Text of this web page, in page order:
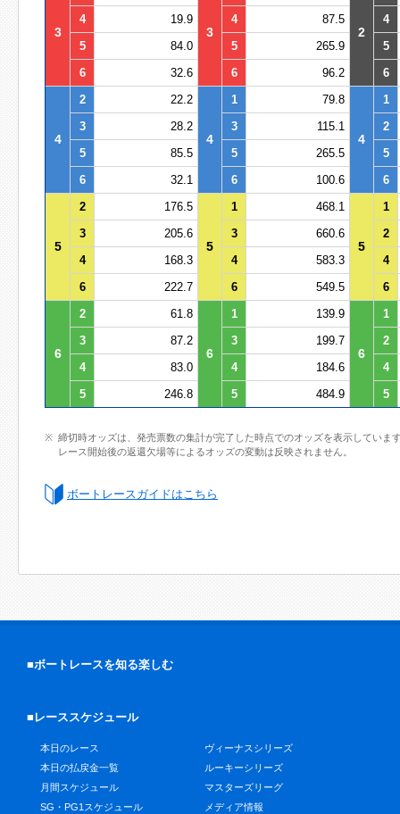
3 3 2
4
19.9 4 87.5
4
5
84.0 5 265.9
5
6
32.6 6 96.2 6
4
2 22.2
4
1 79.8
4
1
3
28.2 3 115.1
2
5
85.5 5 265.5
5
6
32.1 6 100.6 6
5
2 176.5
5
1 468.1
5
1
3
205.6 3 660.6
2
4
168.3 4 583.3
4
6
222.7 6 549.5 6
6
2 61.8
6
1 139.9
6
1
3
87.2 3 199.7
2
4
83.0 4 184.6
4
5
246.8 5 484.9 5
締切時オッズは、発売票数の集計が完了した時点でのオッズを表示していま
レース開始後の返還欠場等によるオッズの変動は反映されません。
ボートレースガイドはこちら
■ボートレースを知る楽しむ
■レーススケジュール
本日のレース
本日の払戻金一覧
月間スケジュール
SG・PG1スケジュール
ヴィーナスシリーズ
ルーキーシリーズ
マスターズリーグ
メディア情報